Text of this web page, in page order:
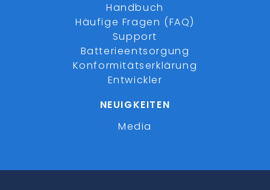
Handbuch
Häufige Fragen (FAQ)
Support
Batterieentsorgung
Konformitätserklärung
Entwickler
NEUIGKEITEN
Media